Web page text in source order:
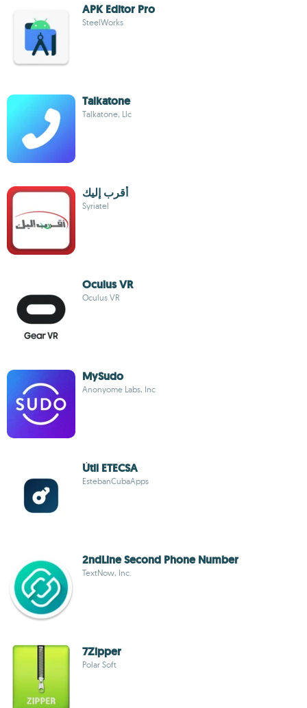
APK Editor Pro
SteelWorks
Talkatone
Talkatone, Llc
أقرب إليك
Syriatel
Oculus VR
Oculus VR
MySudo
Anonyome Labs, Inc
Útil ETECSA
EstebanCubaApps
2ndLine Second Phone Number
TextNow, Inc.
7Zipper
Polar Soft